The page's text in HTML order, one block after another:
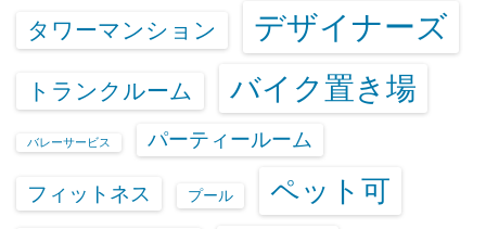
タワーマンション デザイナーズ
トランクルーム バイク置き場
バレーサービス パーティールーム
フィットネス プール ペット可